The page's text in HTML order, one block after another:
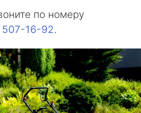
по номеру
507-16-92.